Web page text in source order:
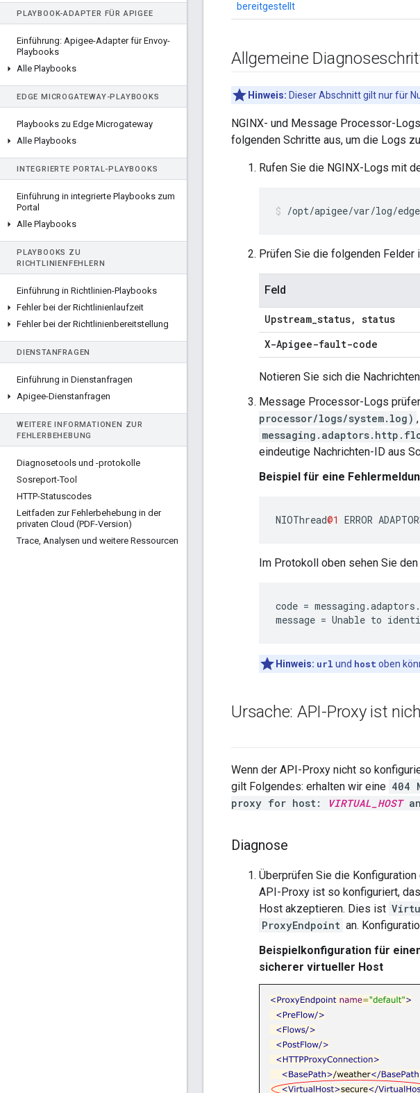
PLAYBOOK-ADAPTER FÜR APIGEE
Einführung: Apigee-Adapter für Envoy-
Playbooks
Alle Playbooks
EDGE MICROGATEWAY-PLAYBOOKS
Playbooks zu Edge Microgateway
Alle Playbooks
INTEGRIERTE PORTAL-PLAYBOOKS
Einführung in integrierte Playbooks zum
Portal
Alle Playbooks
PLAYBOOKS ZU
RICHTLINIENFEHLERN
Einführung in Richtlinien-Playbooks
Fehler bei der Richtlinienlaufzeit
Fehler bei der Richtlinienbereitstellung
DIENSTANFRAGEN
Einführung in Dienstanfragen
Apigee-Dienstanfragen
WEITERE INFORMATIONEN ZUR
FEHLERBEHEBUNG
Diagnosetools und -protokolle
Sosreport-Tool
HTTP-Statuscodes
Leitfaden zur Fehlerbehebung in der
privaten Cloud (PDF-Version)
Trace, Analysen und weitere Ressourcen
bereitgestellt
Allgemeine
Hinweis: Dieser Abschnitt gilt nur für
NGINX- und Message Processor-
folgenden Schritte aus, um die Logs
Rufen Sie die NGINX-Logs mit
/opt/apigee/var/log/
Prüfen Sie die folgenden Felder
Feld
Upstream_status, status
X-Apigee-fault-code
Notieren Sie sich die
Message Processor-Logs
processor/logs/system.log)
eindeutige Nachrichten-ID aus
Beispiel für eine
NIOThread@1 ERROR
Im Protokoll oben sehen Sie
code =
message = Unable to
Hinweis: url und host oben
Ursache: API-Proxy ist
Wenn der API-Proxy nicht so
gilt Folgendes: erhalten wir eine 404
proxy for host:
VIRTUAL_HOST
Diagnose
Überprüfen Sie die Konfiguration
API-Proxy ist so konfiguriert,
Host akzeptieren. Dies ist
ProxyEndpoint an.
Beispielkonfiguration für
sicherer virtueller Host